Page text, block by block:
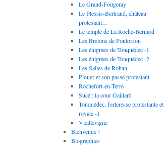
Le Grand-Fougeray
Le Plessis-Bertrand, château
protestant…
Le temple de La Roche-Bernard
Les Bretons de Pontorson
Les énigmes de Tonquédec -1
Les énigmes de Tonquédec -2
Les Salles de Rohan
Plouer et son passé protestant
Rochefort-en-Terre
Sucé : la cour Gaillard
Tonquédec, forteresse protestante et
royale -1
Vieillevigne
Bienvenue !
Biographies